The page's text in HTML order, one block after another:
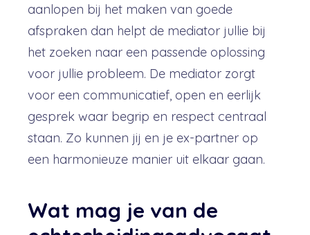
aanlopen bij het maken van goede
afspraken dan helpt de mediator jullie bij
het zoeken naar een passende oplossing
voor jullie probleem. De mediator zorgt
voor een communicatief, open en eerlijk
gesprek waar begrip en respect centraal
staan. Zo kunnen jij en je ex-partner op
een harmonieuze manier uit elkaar gaan.
Wat mag je van de